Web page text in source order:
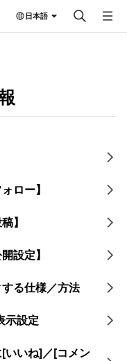
日本語
ロー】
】
設定】
る仕様／方法
示設定
いいね]／[コメン